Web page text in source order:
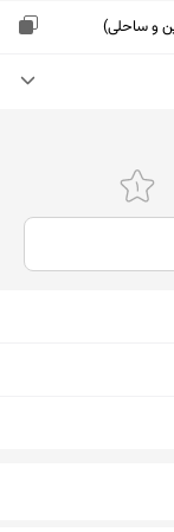
۹ تا ۲۲:۳۰
۹ تا ۲۲:۳۰